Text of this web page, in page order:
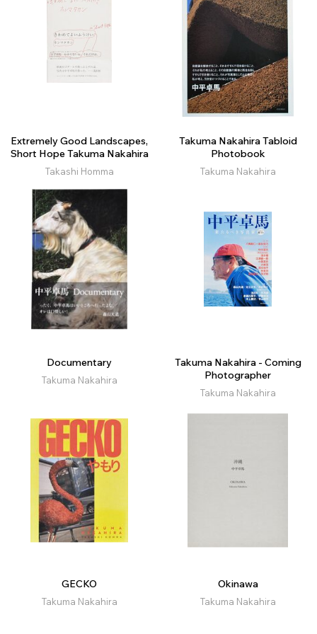
Extremely Good Landscapes,
Short Hope Takuma Nakahira
Takashi Homma
Takuma Nakahira Tabloid
Photobook
Takuma Nakahira
Documentary
Takuma Nakahira
Takuma Nakahira - Coming
Photographer
Takuma Nakahira
GECKO
Takuma Nakahira
Okinawa
Takuma Nakahira